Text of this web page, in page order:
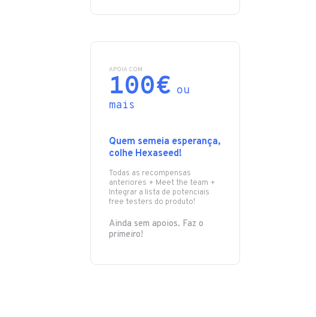
APOIA COM
100€ ou
mais
Quem semeia esperança,
colhe Hexaseed!
Todas as recompensas
anteriores + Meet the team +
Integrar a lista de potenciais
free testers do produto!
Ainda sem apoios. Faz o
primeiro!